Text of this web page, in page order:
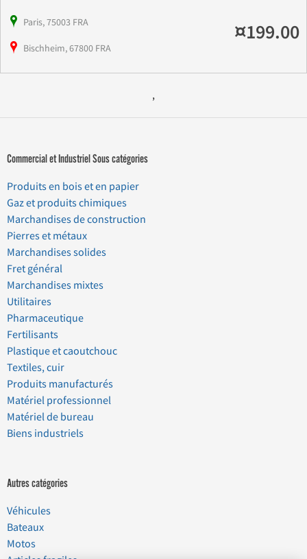
Paris, 75003 FRA
Bischheim, 67800 FRA
¤199.00
,
Commercial et Industriel Sous catégories
Produits en bois et en papier
Gaz et produits chimiques
Marchandises de construction
Pierres et métaux
Marchandises solides
Fret général
Marchandises mixtes
Utilitaires
Pharmaceutique
Fertilisants
Plastique et caoutchouc
Textiles, cuir
Produits manufacturés
Matériel professionnel
Matériel de bureau
Biens industriels
Autres catégories
Véhicules
Bateaux
Motos